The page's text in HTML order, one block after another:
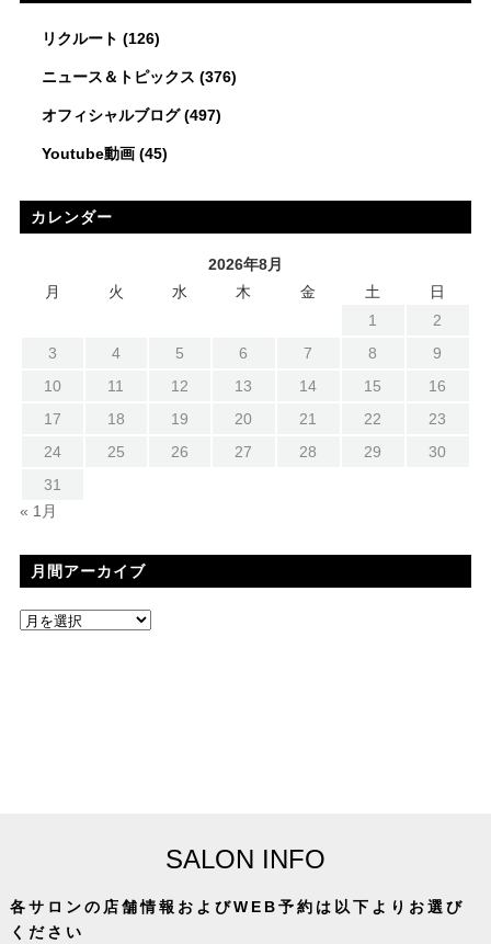
リクルート (126)
ニュース＆トピックス (376)
オフィシャルブログ(497)
Youtube動画(45)
カレンダー
2026年8月
月
火 水 木 金 土
日
1
2
3
4 5 6 7 8
9
10
11 12 13 14 15
16
17
18 19 20 21 22
23
24
25 26 27 28 29
30
31
« 1月
月間アーカイブ
SALON INFO
各サロンの店舗情報およびWEB予約は以下よりお選び
ください